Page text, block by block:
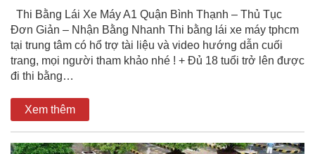
Thi Bằng Lái Xe Máy A1 Quận Bình Thạnh – Thủ Tục
Đơn Giản – Nhận Bằng Nhanh Thi bằng lái xe máy tphcm
tại trung tâm có hổ trợ tài liệu và video hướng dẫn cuối
trang, mọi người tham khảo nhé ! + Đủ 18 tuổi trở lên được
đi thi bằng…
Xem thêm